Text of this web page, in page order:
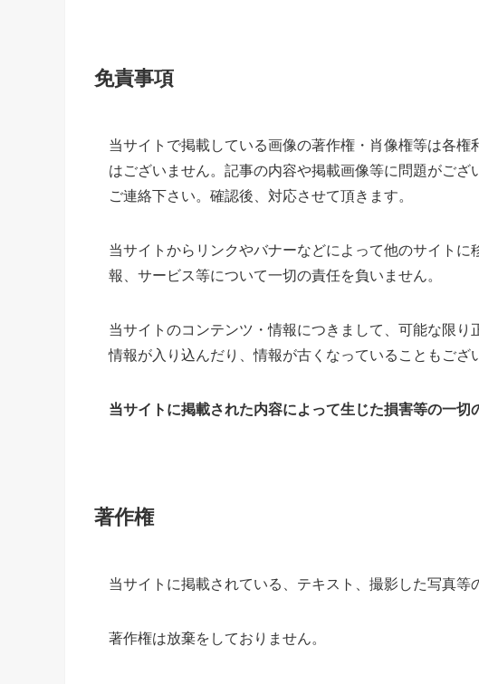
免責事項
当サイトで掲載している画像の著作権・肖像権等は各
はございません。記事の内容や掲載画像等に問題がご
ご連絡下さい。確認後、対応させて頂きます。
当サイトからリンクやバナーなどによって他のサイト
報、サービス等について一切の責任を負いません。
当サイトのコンテンツ・情報につきまして、可能な限
情報が入り込んだり、情報が古くなっていることもござ
当サイトに掲載された内容によって生じた損害等の一切
著作権
当サイトに掲載されている、 テキスト、撮影した写真等
著作権は放棄をしておりません。